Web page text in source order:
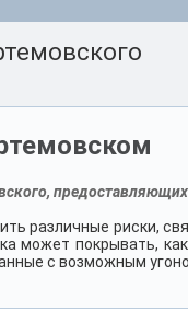
предоставляющих
различные риски,
может покрывать,
с возможным